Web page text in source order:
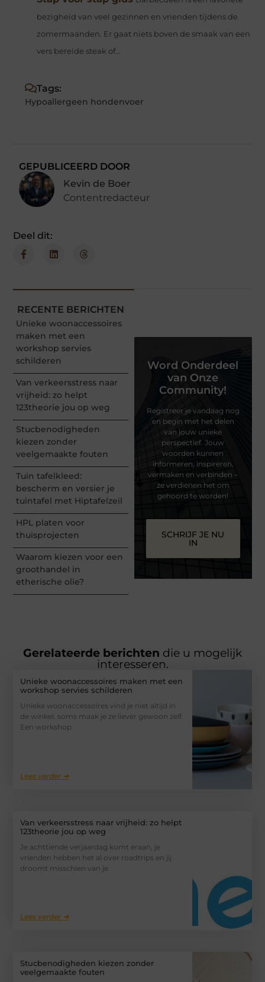
bezigheid van veel gezinnen en vrienden tijdens de
zomermaanden. Er gaat niets boven de smaak van een
vers bereide steak of...
Tags:
Hypoallergeen hondenvoer
GEPUBLICEERD DOOR
Kevin de Boer
Contentredacteur
Deel dit:
RECENTE BERICHTEN
Unieke woonaccessoires
maken met een
workshop servies
schilderen
Van verkeersstress naar
vrijheid: zo helpt
123theorie jou op weg
Stucbenodigheden
kiezen zonder
veelgemaakte fouten
Tuin tafelkleed:
bescherm en versier je
tuintafel met Hiptafelzeil
HPL platen voor
thuisprojecten
Waarom kiezen voor een
groothandel in
etherische olie?
Word Onderdeel
van Onze
Community!
Registreer je vandaag nog
en begin met het delen
van jouw unieke
perspectief. Jouw
woorden kunnen
informeren, inspireren,
vermaken en verbinden –
ze verdienen het om
gehoord te worden!
SCHRIJF JE NU
IN
Gerelateerde berichten die u mogelijk
interesseren.
Unieke woonaccessoires maken met een
workshop servies schilderen
Unieke woonaccessoires vind je niet altijd in
de winkel, soms maak je ze liever gewoon zelf.
Een workshop
Lees verder ➜
Van verkeersstress naar vrijheid: zo helpt
123theorie jou op weg
Je achttiende verjaardag komt eraan, je
vrienden hebben het al over roadtrips en jij
droomt misschien van je
Lees verder ➜
Stucbenodigheden kiezen zonder
veelgemaakte fouten